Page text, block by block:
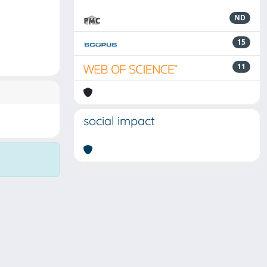
ND
15
11
social impact